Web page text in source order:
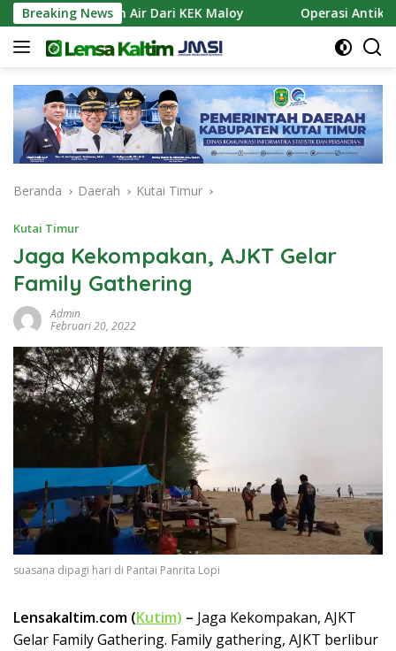
Langsung
ke
konten
Breaking News
Pasokan Air Dari KEK Maloy Operasi Antik
Beranda Daerah Kutai Timur
Kutai Timur
Jaga Kekompakan, AJKT Gelar
Family Gathering
Admin
Februari 20, 2022
suasana dipagi hari di Pantai Panrita Lopi
Lensakaltim.com (Kutim) – Jaga Kekompakan, AJKT
Gelar Family Gathering. Family gathering, AJKT berlibur